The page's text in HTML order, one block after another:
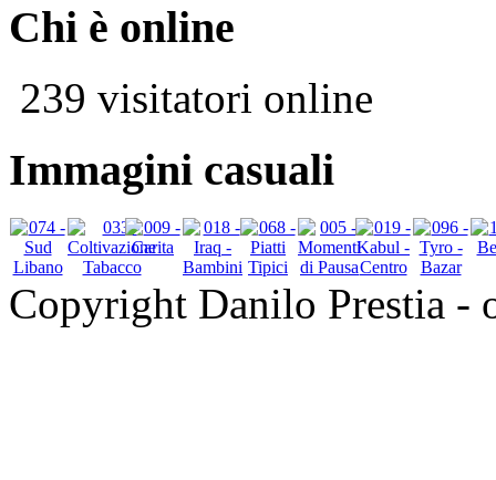
Chi è online
239 visitatori online
Immagini casuali
Copyright Danilo Prestia -